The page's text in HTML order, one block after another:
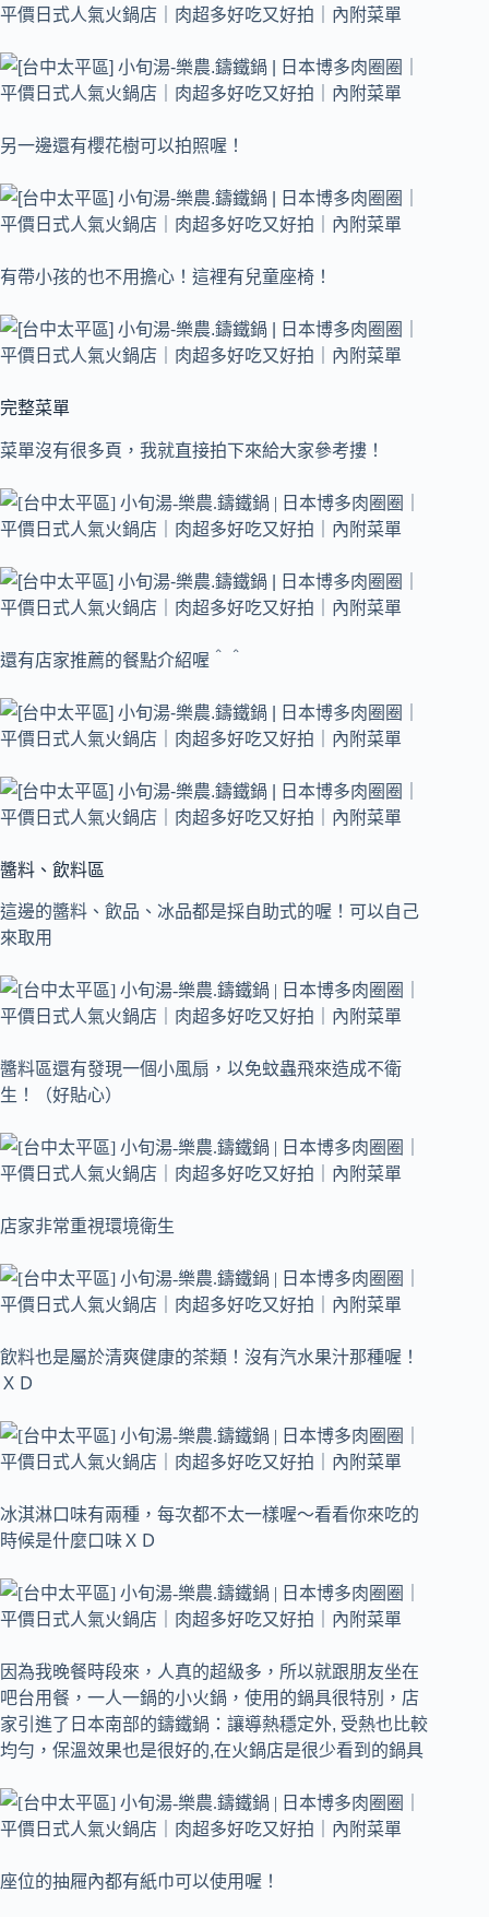
另一邊還有櫻花樹可以拍照喔！
有帶小孩的也不用擔心！這裡有兒童座椅！
完整菜單
菜單沒有很多頁，我就直接拍下來給大家參考摟！
還有店家推薦的餐點介紹喔＾＾
醬料、飲料區
這邊的醬料、飲品、冰品都是採自助式的喔！可以自己
來取用
醬料區還有發現一個小風扇，以免蚊蟲飛來造成不衛
生！（好貼心）
店家非常重視環境衛生
飲料也是屬於清爽健康的茶類！沒有汽水果汁那種喔！
ＸＤ
冰淇淋口味有兩種，每次都不太一樣喔～看看你來吃的
時候是什麼口味ＸＤ
因為我晚餐時段來，人真的超級多，所以就跟朋友坐在
吧台用餐， 一人一鍋的小火鍋，使用的鍋具很特別，店
家引進了日本南部的鑄鐵鍋：讓導熱穩定外, 受熱也比較
均勻，保溫效果也是很好的,在火鍋店是很少看到的鍋具
座位的抽屜內都有紙巾可以使用喔！